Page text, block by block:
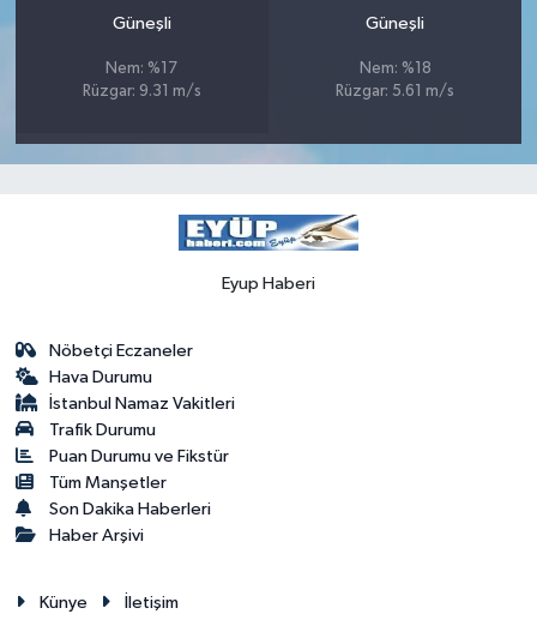
Güneşli
Nem: %17
Rüzgar: 9.31 m/s
Güneşli
Nem: %18
Rüzgar: 5.61 m/s
Eyup Haberi
Nöbetçi Eczaneler
Hava Durumu
İstanbul Namaz Vakitleri
Trafik Durumu
Puan Durumu ve Fikstür
Tüm Manşetler
Son Dakika Haberleri
Haber Arşivi
Künye İletişim